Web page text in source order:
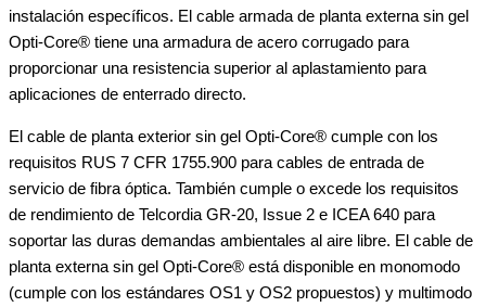
instalación específicos. El cable armada de planta externa sin gel
Opti-Core® tiene una armadura de acero corrugado para
proporcionar una resistencia superior al aplastamiento para
aplicaciones de enterrado directo.
El cable de planta exterior sin gel Opti-Core® cumple con los
requisitos RUS 7 CFR 1755.900 para cables de entrada de
servicio de fibra óptica. También cumple o excede los requisitos
de rendimiento de Telcordia GR-20, Issue 2 e ICEA 640 para
soportar las duras demandas ambientales al aire libre. El cable de
planta externa sin gel Opti-Core® está disponible en monomodo
(cumple con los estándares OS1 y OS2 propuestos) y multimodo